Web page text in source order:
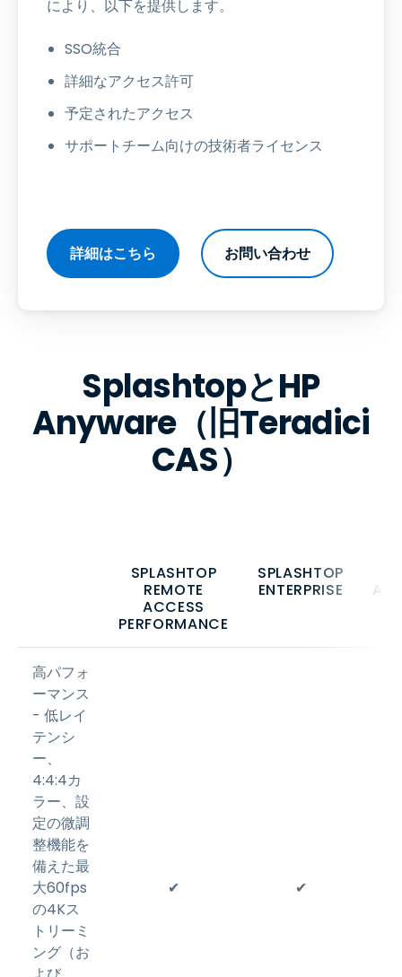
により、以下を提供します。
SSO統合
詳細なアクセス許可
予定されたアクセス
サポートチーム向けの技術者ライセンス
詳細はこちら お問い合わせ
SplashtopとHP
Anyware（旧Teradici
CAS）
SPLASHTOP
REMOTE
ACCESS
PERFORMANCE
SPLASHTOP
ENTERPRISE
高パフォ
ーマンス
- 低レイ
テンシ
ー、
4:4:4カ
ラー、設
定の微調
整機能を
備えた最
大60fps
の4Kス
トリーミ
ング（お
✔ ✔